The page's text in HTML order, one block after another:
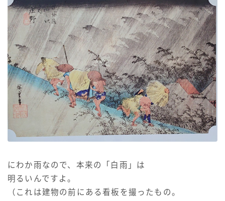
にわか雨なので、本来の「白雨」は
明るいんですよ。
（これは建物の前にある看板を撮ったもの。